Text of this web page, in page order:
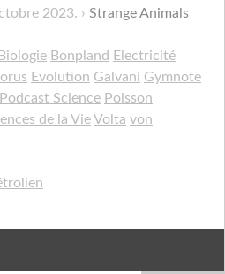
2023. Strange Animals
Bonpland Electricité
Evolution Galvani Gymnote
Podcast Science Poisson
de la VieVolta von